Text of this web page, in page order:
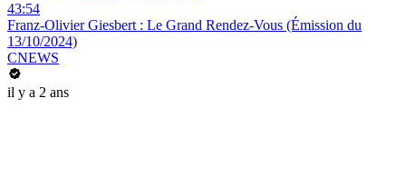
43:54
Franz-Olivier Giesbert : Le Grand Rendez-Vous (Émission du
13/10/2024)
CNEWS
il y a 2 ans